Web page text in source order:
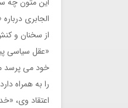
الجابری
از سخنان و
«عقل سیاسی
خود می پرسد
را به همراه
اعتقاد وی،